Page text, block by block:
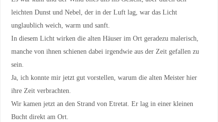
leichten Dunst und Nebel, der in der Luft lag, war das Licht
unglaublich weich, warm und sanft.
In diesem Licht wirken die alten Häuser im Ort geradezu malerisch,
manche von ihnen schienen dabei irgendwie aus der Zeit gefallen zu
sein.
Ja, ich konnte mir jetzt gut vorstellen, warum die alten Meister hier
ihre Zeit verbrachten.
Wir kamen jetzt an den Strand von Etretat. Er lag in einer kleinen
Bucht direkt am Ort.